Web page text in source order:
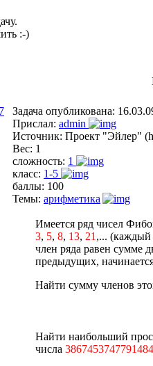
:-)
Задача опубликована:
Прислал: admin
Источник: Проект "Эйлер"
Вес: 1
сложность: 1
класс: 1-5
баллы: 100
Темы: арифметика
Имеется ряд чисел
3, 5, 8, 13, 21 ,...
член ряда равен сумме
предыдущих,
Найти сумму членов
Найти наибольший
числа